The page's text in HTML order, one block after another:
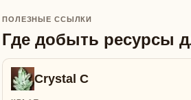
ПОЛЕЗНЫЕ ССЫЛКИ
Где добыть ресурсы
Crystal C